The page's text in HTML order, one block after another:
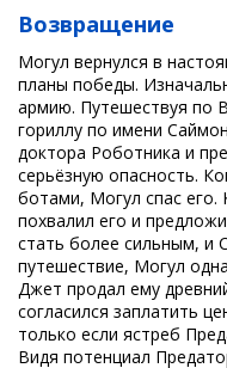
Возвращение
Могул вернулся в
планы победы.
армию. Путешествуя по
гориллу по имени
доктора Роботника и
серьёзную опасность.
ботами, Могул спас его.
похвалил его и
стать более сильным, и
путешествие, Могул
Джет продал ему
согласился заплатить
только если ястреб
Видя потенциал